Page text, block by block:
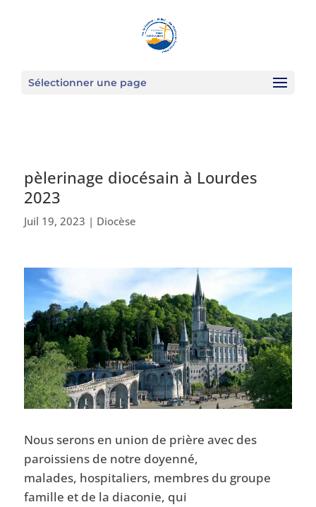
Sélectionner une page
pèlerinage diocésain à Lourdes
2023
Juil 19, 2023 | Diocèse
Nous serons en union de prière avec des
paroissiens de notre doyenné,
malades, hospitaliers, membres du groupe
famille et de la diaconie, qui